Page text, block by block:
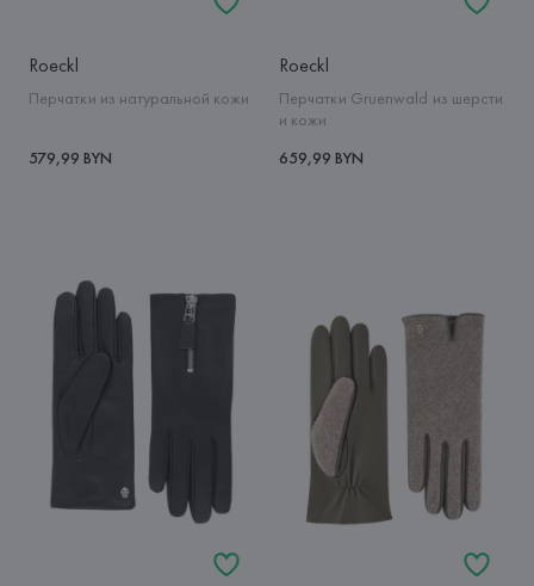
Roeckl
Перчатки из натуральной кожи
579,99 BYN
Roeckl
Перчатки Gruenwald из шерсти
и кожи
659,99 BYN